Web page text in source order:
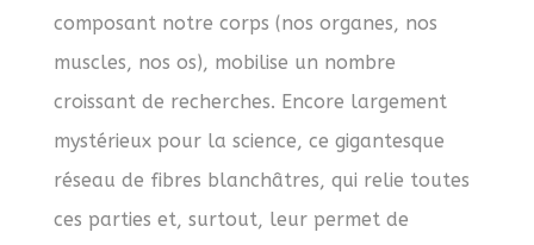
composant notre corps (nos organes, nos
muscles, nos os), mobilise un nombre
croissant de recherches. Encore largement
mystérieux pour la science, ce gigantesque
réseau de fibres blanchâtres, qui relie toutes
ces parties et, surtout, leur permet de